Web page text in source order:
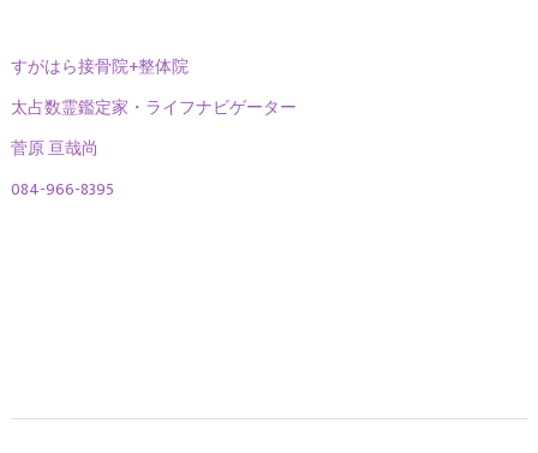
すがはら接骨院+整体院
太占数霊鑑定家・ライフナビゲーター
菅原 亘哉尚
084-966-8395